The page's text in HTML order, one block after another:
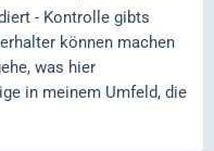
- Kontrolle gibts
können machen
was hier
in meinem Umfeld, die